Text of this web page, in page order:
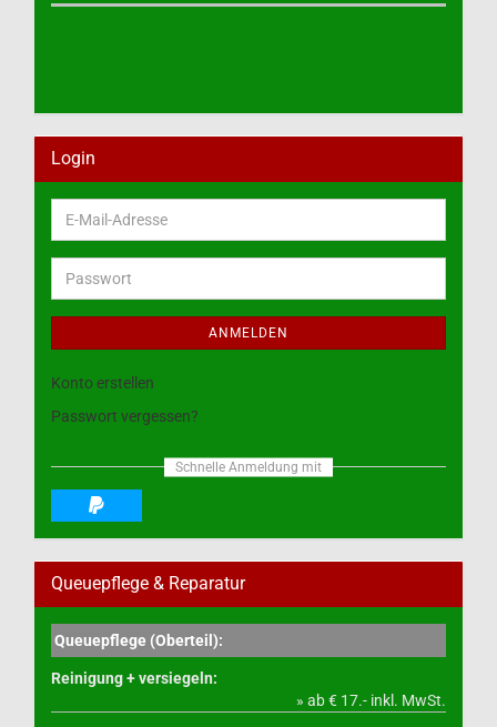
Login
E-
Mail-
Adresse
Passwort
ANMELDEN
Konto erstellen
Passwort vergessen?
Schnelle Anmeldung mit
Queuepflege & Reparatur
Queuepflege (Oberteil):
Reinigung + versiegeln:
» ab € 17.- inkl. MwSt.